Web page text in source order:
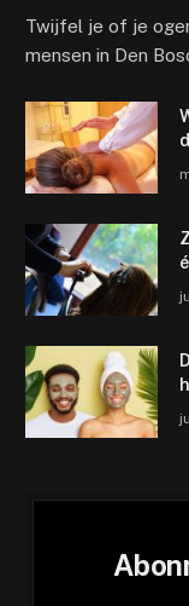
Twijfel je of je
mensen in Den